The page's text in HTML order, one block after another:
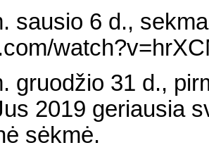
sausio 6 d.,
gruodžio 31 d.,
2019 geriausia
sėkmė.